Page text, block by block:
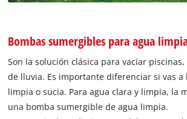
Bombas sumergibles para agua
Son la solución clásica para vaciar
de lluvia. Es importante diferenciar si vas a
limpia o sucia. Para agua clara y limpia, la
una bomba sumergible de agua limpia.